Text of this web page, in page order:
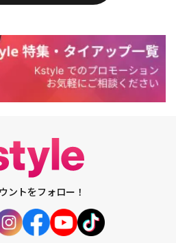
ントをフォロー！